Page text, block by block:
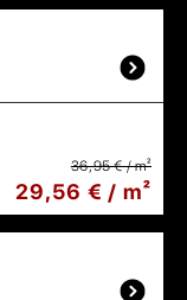
36,95 € / m²
29,56 € / m²